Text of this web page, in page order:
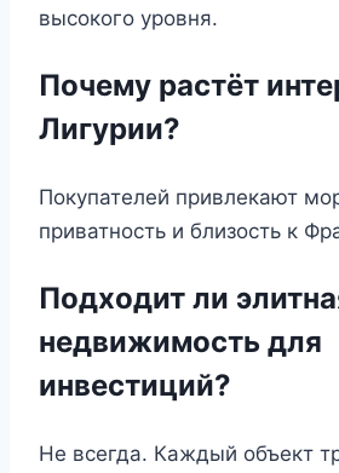
высокого уровня.
Почему растёт
Лигурии?
Покупателей привлекают
приватность и близость к
Подходит ли
недвижимость для
инвестиций?
Не всегда. Каждый объект